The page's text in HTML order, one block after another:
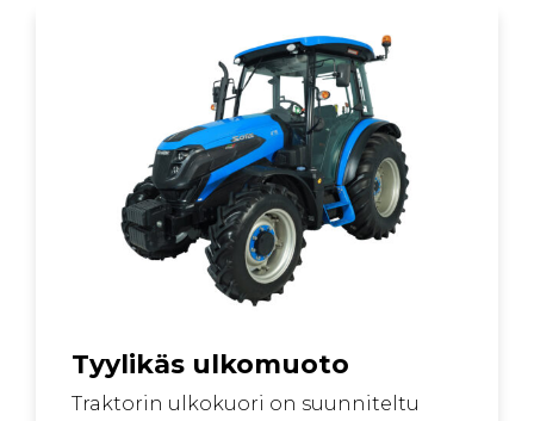
Tyylikäs ulkomuoto
Traktorin ulkokuori on suunniteltu